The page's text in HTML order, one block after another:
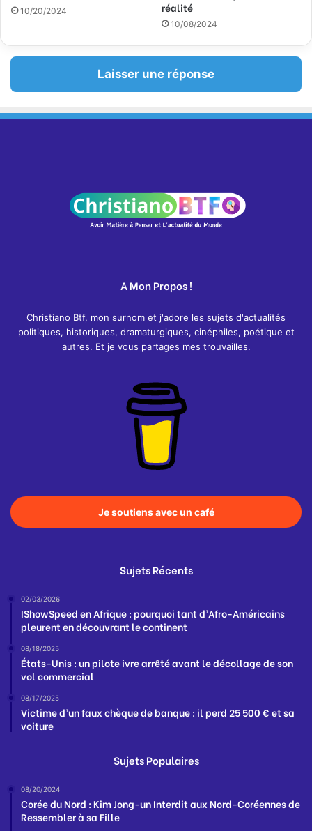
10/20/2024
réalité
10/08/2024
Laisser une réponse
A Mon Propos !
Christiano Btf, mon surnom et j'adore les sujets d'actualités
politiques, historiques, dramaturgiques, cinéphiles, poétique et
autres. Et je vous partages mes trouvailles.
Je soutiens avec un café
Sujets Récents
02/03/2026
IShowSpeed en Afrique : pourquoi tant d’Afro-Américains
pleurent en découvrant le continent
08/18/2025
États-Unis : un pilote ivre arrêté avant le décollage de son
vol commercial
08/17/2025
Victime d’un faux chèque de banque : il perd 25 500 € et sa
voiture
Sujets Populaires
08/20/2024
Corée du Nord : Kim Jong-un Interdit aux Nord-Coréennes de
Ressembler à sa Fille